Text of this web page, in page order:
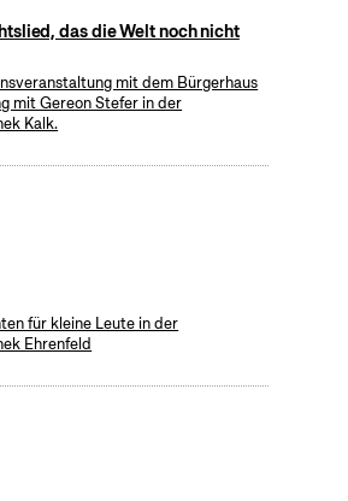
das die Welt noch nicht
mit dem Bürgerhaus
mit Gereon Stefer in der
Kalk.
für kleine Leute in der
Ehrenfeld